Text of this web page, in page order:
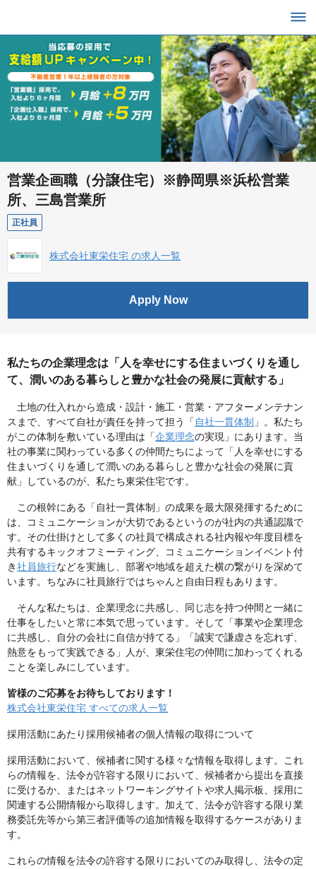
営業企画職（分譲住宅）※静岡県※浜松営業
所、三島営業所
正社員
株式会社東栄住宅 の求人一覧
Apply Now
私たちの企業理念は「人を幸せにする住まいづくりを通し
て、潤いのある暮らしと豊かな社会の発展に貢献する」
土地の仕入れから造成・設計・施工・営業・アフターメンテナン
スまで、すべて自社が責任を持って担う「 自社一貫体制 」。私たち
がこの体制を敷いている理由は「企業理念の実現」にあります。当
社の事業に関わっている多くの仲間たちによって「人を幸せにする
住まいづくりを通して潤いのある暮らしと豊かな社会の発展に貢
献」しているのが、私たち東栄住宅です。
この根幹にある「自社一貫体制」の成果を最大限発揮するために
は、コミュニケーションが大切であるというのが社内の共通認識で
す。その仕掛けとして多くの社員で構成される社内報や年度目標を
共有するキックオフミーティング、コミュニケーションイベント付
き社員旅行などを実施し、部署や地域を超えた横の繋がりを深めて
います。ちなみに社員旅行ではちゃんと自由日程もあります。
そんな私たちは、企業理念に共感し、同じ志を持つ仲間と一緒に
仕事をしたいと常に本気で思っています。そして「事業や企業理念
に共感し、自分の会社に自信が持てる」「誠実で謙虚さを忘れず、
熱意をもって実践できる」人が、東栄住宅の仲間に加わってくれる
ことを楽しみにしています。
皆様のご応募をお待ちしております！
株式会社東栄住宅 すべての求人一覧
採用活動にあたり採用候補者の個人情報の取得について
採用活動において、候補者に関する様々な情報を取得します。これ
らの情報を、法令が許容する限りにおいて、候補者から提出を直接
に受けるか、またはネットワーキングサイトや求人掲示板、採用に
関連する公開情報から取得します。加えて、法令が許容する限り業
務委託先等から第三者評価等の追加情報を取得するケースがありま
す。
これらの情報を法令の許容する限りにおいてのみ取得し、法令の定